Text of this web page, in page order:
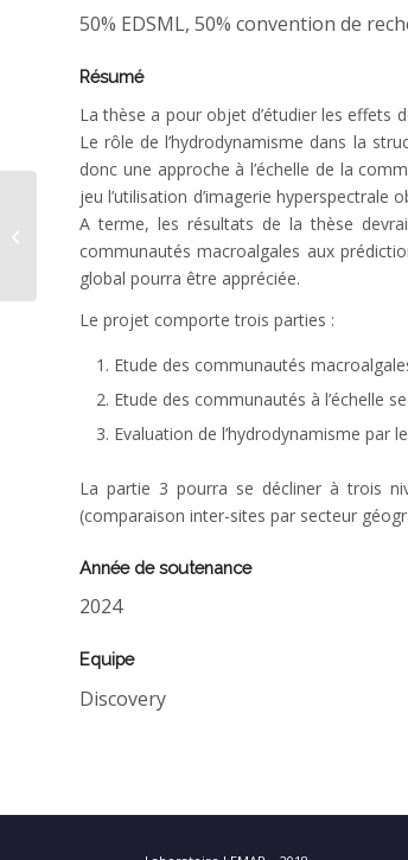
50% EDSML, 50% convention de
Résumé
La thèse a pour objet d’étudier les effets
Le rôle de l’hydrodynamisme dans la
donc une approche à l’échelle de la
jeu l’utilisation d’imagerie
A terme, les résultats de la thèse
communautés macroalgales aux
global pourra être appréciée.
Le projet comporte trois parties :
Etude des communautés
Etude des communautés à l’échelle
Evaluation de l’hydrodynamisme par
La partie 3 pourra se décliner à trois
(comparaison inter-sites par secteur
Année de soutenance
2024
Equipe
Discovery
SPEDICATO Adriana
thèse